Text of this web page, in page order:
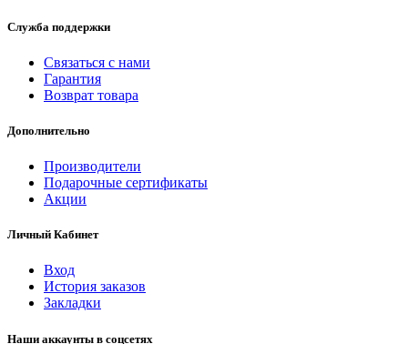
Служба поддержки
Связаться с нами
Гарантия
Возврат товара
Дополнительно
Производители
Подарочные сертификаты
Акции
Личный Кабинет
Вход
История заказов
Закладки
Наши аккаунты в соцсетях